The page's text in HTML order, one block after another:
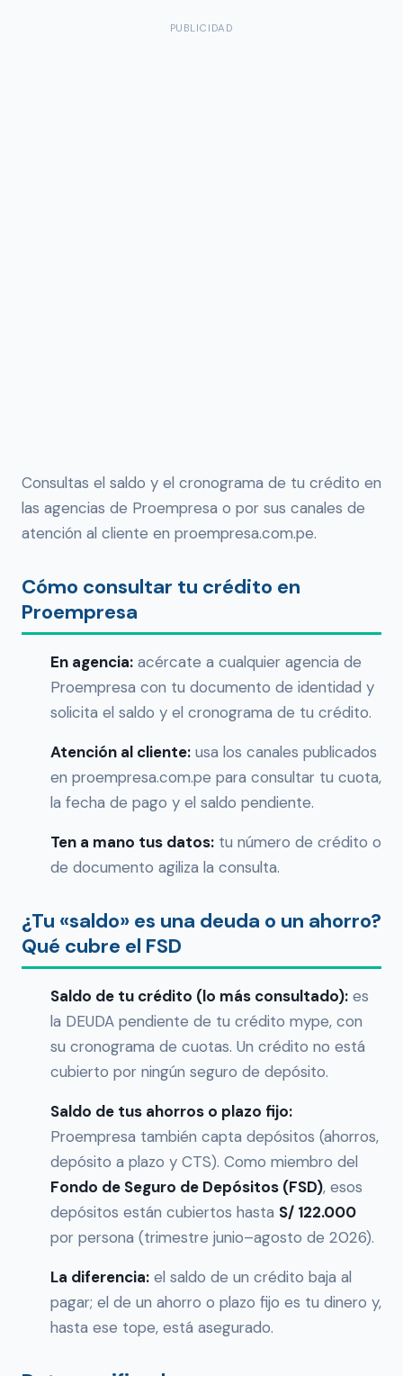
PUBLICIDAD
Consultas el saldo y el cronograma de tu crédito en
las agencias de Proempresa o por sus canales de
atención al cliente en proempresa.com.pe.
Cómo consultar tu crédito en
Proempresa
En agencia: acércate a cualquier agencia de
Proempresa con tu documento de identidad y
solicita el saldo y el cronograma de tu crédito.
Atención al cliente: usa los canales publicados
en proempresa.com.pe para consultar tu cuota,
la fecha de pago y el saldo pendiente.
Ten a mano tus datos: tu número de crédito o
de documento agiliza la consulta.
¿Tu «saldo» es una deuda o un ahorro?
Qué cubre el FSD
Saldo de tu crédito (lo más consultado): es
la DEUDA pendiente de tu crédito mype, con
su cronograma de cuotas. Un crédito no está
cubierto por ningún seguro de depósito.
Saldo de tus ahorros o plazo fijo:
Proempresa también capta depósitos (ahorros,
depósito a plazo y CTS). Como miembro del
Fondo de Seguro de Depósitos (FSD), esos
depósitos están cubiertos hasta S/ 122.000
por persona (trimestre junio–agosto de 2026).
La diferencia: el saldo de un crédito baja al
pagar; el de un ahorro o plazo fijo es tu dinero y,
hasta ese tope, está asegurado.